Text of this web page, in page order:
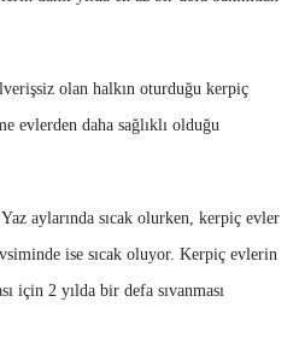
olan halkın oturduğu kerpiç
evlerden daha sağlıklı olduğu
aylarında sıcak olurken, kerpiç evler
ise sıcak oluyor. Kerpiç evlerin
için 2 yılda bir defa sıvanması